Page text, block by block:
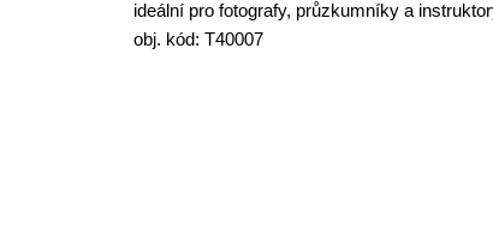
ideální pro fotografy, průzkumníky a
obj. kód: T40007